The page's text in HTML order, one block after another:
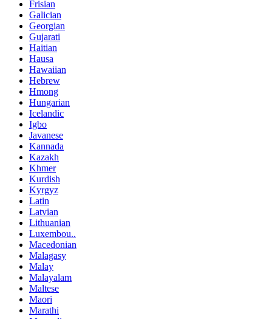
Frisian
Galician
Georgian
Gujarati
Haitian
Hausa
Hawaiian
Hebrew
Hmong
Hungarian
Icelandic
Igbo
Javanese
Kannada
Kazakh
Khmer
Kurdish
Kyrgyz
Latin
Latvian
Lithuanian
Luxembou..
Macedonian
Malagasy
Malay
Malayalam
Maltese
Maori
Marathi